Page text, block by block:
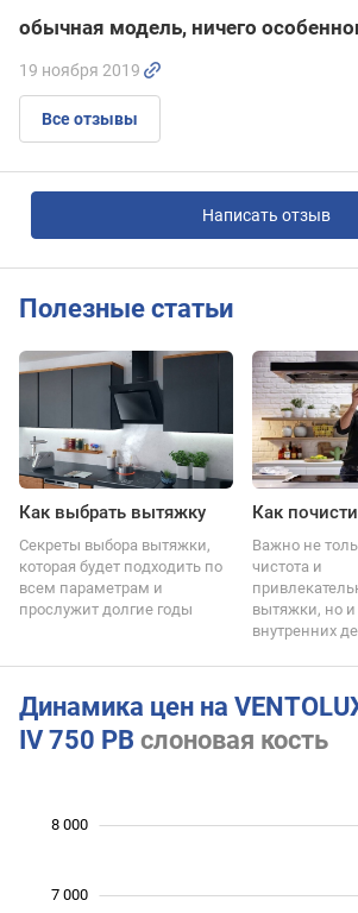
обычная модель, ничего
19 ноября 2019
Все отзывы
Написать отзыв
Полезные статьи
Как выбрать вытяжку
Секреты выбора вытяжки,
которая будет подходить по
всем параметрам и
прослужит долгие годы
Важно не
чистота и
вытяжки, но и
внутренних
Динамика цен на
IV 750 PB слоновая кость
8 000
7 000